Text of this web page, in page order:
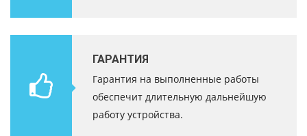
ГАРАНТИЯ
Гарантия на выполненные работы
обеспечит длительную дальнейшую
работу устройства.